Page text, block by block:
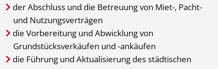
der Abschluss und die Betreuung von Miet-, Pacht-
und Nutzungsverträgen
die Vorbereitung und Abwicklung von
Grundstücksverkäufen und -ankäufen
die Führung und Aktualisierung des städtischen